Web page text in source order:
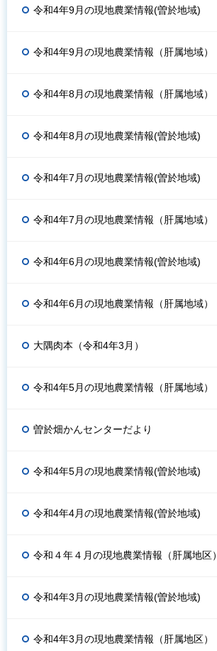
令和4年9月の現地農業情報(曽於地域)
令和4年9月の現地農業情報（肝属地域）
令和4年8月の現地農業情報（肝属地域）
令和4年8月の現地農業情報(曽於地域)
令和4年7月の現地農業情報(曽於地域)
令和4年7月の現地農業情報（肝属地域）
令和4年6月の現地農業情報(曽於地域)
令和4年6月の現地農業情報（肝属地域）
大隅肉本（令和4年3月）
令和4年5月の現地農業情報（肝属地域）
曽於畑かんセンターだより
令和4年5月の現地農業情報(曽於地域)
令和4年4月の現地農業情報(曽於地域)
令和４年４月の現地農業情報（肝属地区）
令和4年3月の現地農業情報(曽於地域)
令和4年3月の現地農業情報（肝属地区）